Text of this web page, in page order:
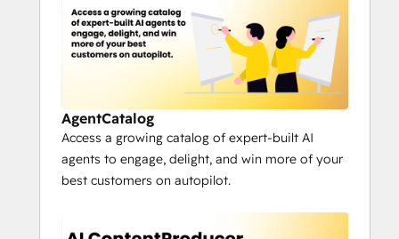
AgentCatalog
Access a growing catalog of expert-built AI
agents to engage, delight, and win more of your
best customers on autopilot.